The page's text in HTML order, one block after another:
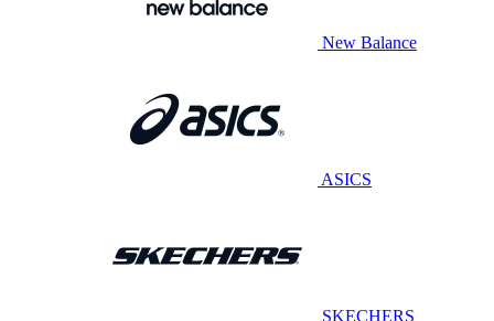
New Balance
ASICS
SKECHERS